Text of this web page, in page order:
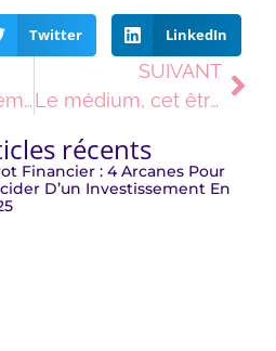
Twitter LinkedIn
Horoscope et thème astral : la différence est là !
SUIVANT
Le médium, cet être qui sert d’intermédiaire avec l’invisible
récents
Financier : 4 Arcanes Pour
D’un Investissement En